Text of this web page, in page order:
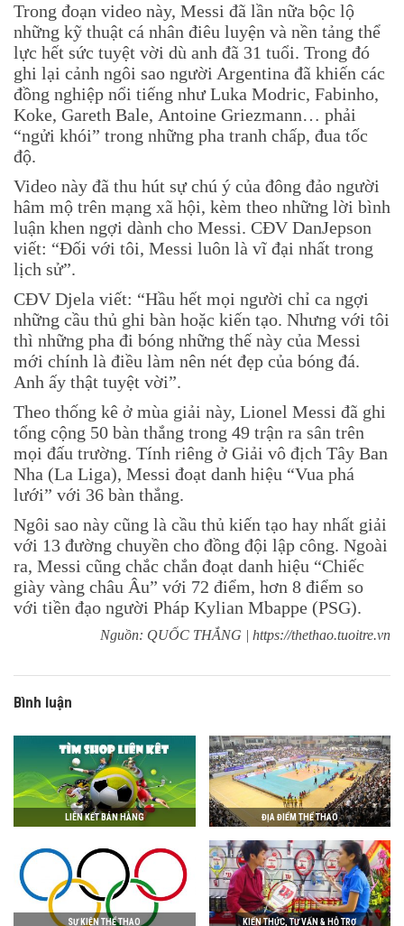
Trong đoạn video này, Messi đã lần nữa bộc lộ
những kỹ thuật cá nhân điêu luyện và nền tảng thể
lực hết sức tuyệt vời dù anh đã 31 tuổi. Trong đó
ghi lại cảnh ngôi sao người Argentina đã khiến các
đồng nghiệp nổi tiếng như Luka Modric, Fabinho,
Koke, Gareth Bale, Antoine Griezmann… phải
“ngửi khói” trong những pha tranh chấp, đua tốc
độ.
Video này đã thu hút sự chú ý của đông đảo người
hâm mộ trên mạng xã hội, kèm theo những lời bình
luận khen ngợi dành cho Messi. CĐV DanJepson
viết: “Đối với tôi, Messi luôn là vĩ đại nhất trong
lịch sử”.
CĐV Djela viết: “Hầu hết mọi người chỉ ca ngợi
những cầu thủ ghi bàn hoặc kiến tạo. Nhưng với tôi
thì những pha đi bóng những thế này của Messi
mới chính là điều làm nên nét đẹp của bóng đá.
Anh ấy thật tuyệt vời”.
Theo thống kê ở mùa giải này, Lionel Messi đã ghi
tổng cộng 50 bàn thắng trong 49 trận ra sân trên
mọi đấu trường. Tính riêng ở Giải vô địch Tây Ban
Nha (La Liga), Messi đoạt danh hiệu “Vua phá
lưới” với 36 bàn thắng.
Ngôi sao này cũng là cầu thủ kiến tạo hay nhất giải
với 13 đường chuyền cho đồng đội lập công. Ngoài
ra, Messi cũng chắc chắn đoạt danh hiệu “Chiếc
giày vàng châu Âu” với 72 điểm, hơn 8 điểm so
với tiền đạo người Pháp Kylian Mbappe (PSG).
Nguồn: QUỐC THẮNG | https://thethao.tuoitre.vn
Bình luận
LIÊN KẾT BÁN HÀNG ĐỊA ĐIỂM THỂ THAO
SỰ KIỆN THỂ THAO KIẾN THỨC, TƯ VẤN & HỖ TRỢ